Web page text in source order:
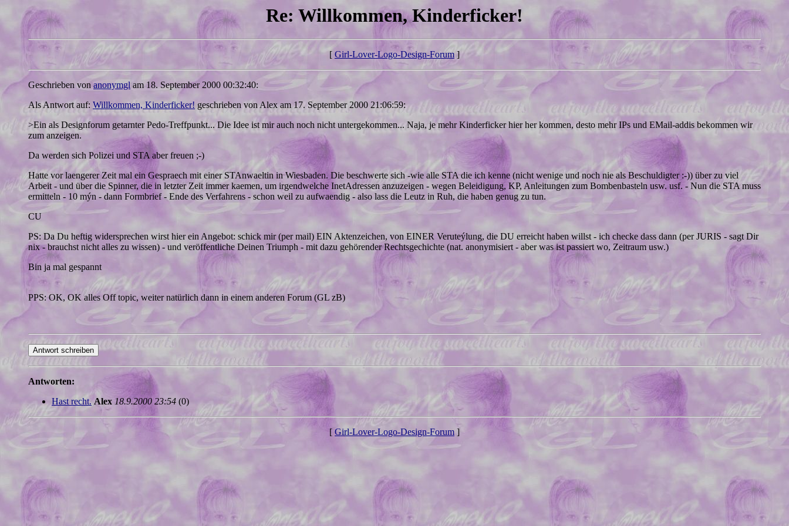
Re: Willkommen, Kinderficker!
[ Girl-Lover-Logo-Design-Forum]
Geschrieben von anonymgl am 18. September 2000 00:32:40:
Als Antwort auf: Willkommen, Kinderficker! geschrieben von Alex am 17. September 2000 21:06:59:
>Ein als Designforum getarnter Pedo-Treffpunkt... Die Idee ist mir auch noch nicht untergekommen... Naja, je mehr Kinderficker hier her kommen, desto mehr IPs und EMail-addis bekommen wir
zum anzeigen.
Da werden sich Polizei und STA aber freuen ;-)
Hatte vor laengerer Zeit mal ein Gespraech mit einer STAnwaeltin in Wiesbaden. Die beschwerte sich -wie alle STA die ich kenne (nicht wenige und noch nie als Beschuldigter :-)) über zu viel
Arbeit - und über die Spinner, die in letzter Zeit immer kaemen, um irgendwelche InetAdressen anzuzeigen - wegen Beleidigung, KP, Anleitungen zum Bombenbasteln usw. usf. - Nun die STA muss
ermitteln - 10 mýn - dann Formbrief - Ende des Verfahrens - schon weil zu aufwaendig - also lass die Leutz in Ruh, die haben genug zu tun.
CU
PS: Da Du heftig widersprechen wirst hier ein Angebot: schick mir (per mail) EIN Aktenzeichen, von EINER Veruteýlung, die DU erreicht haben willst - ich checke dass dann (per JURIS - sagt Dir
nix - brauchst nicht alles zu wissen) - und veröffentliche Deinen Triumph - mit dazu gehörender Rechtsgechichte (nat. anonymisiert - aber was ist passiert wo, Zeitraum usw.)
Bin ja mal gespannt
PPS: OK, OK alles Off topic, weiter natürlich dann in einem anderen Forum (GL zB)
Antworten:
Hast recht. Alex 18.9.2000 23:54 (0)
[ Girl-Lover-Logo-Design-Forum]